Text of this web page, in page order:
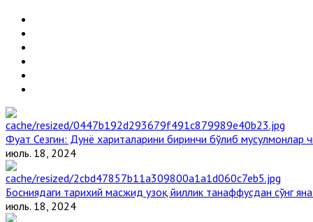
Фуат Сезгин: Дунё хариталарини биринчи бўлиб мусулмонлар
июль. 18, 2024
Босниядаги тарихий масжид узоқ йиллик танаффусдан сўнг
июль. 18, 2024